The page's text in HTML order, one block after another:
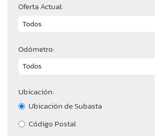
Oferta Actual:
Odómetro:
Ubicación:
Ubicación de Subasta
Código Postal